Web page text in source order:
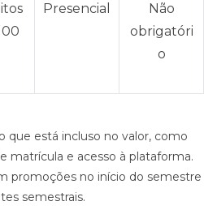
Presencial
Não
obrigatóri
o
que está incluso no valor, como
matrícula e acesso à plataforma.
promoções no início do semestre
semestrais.